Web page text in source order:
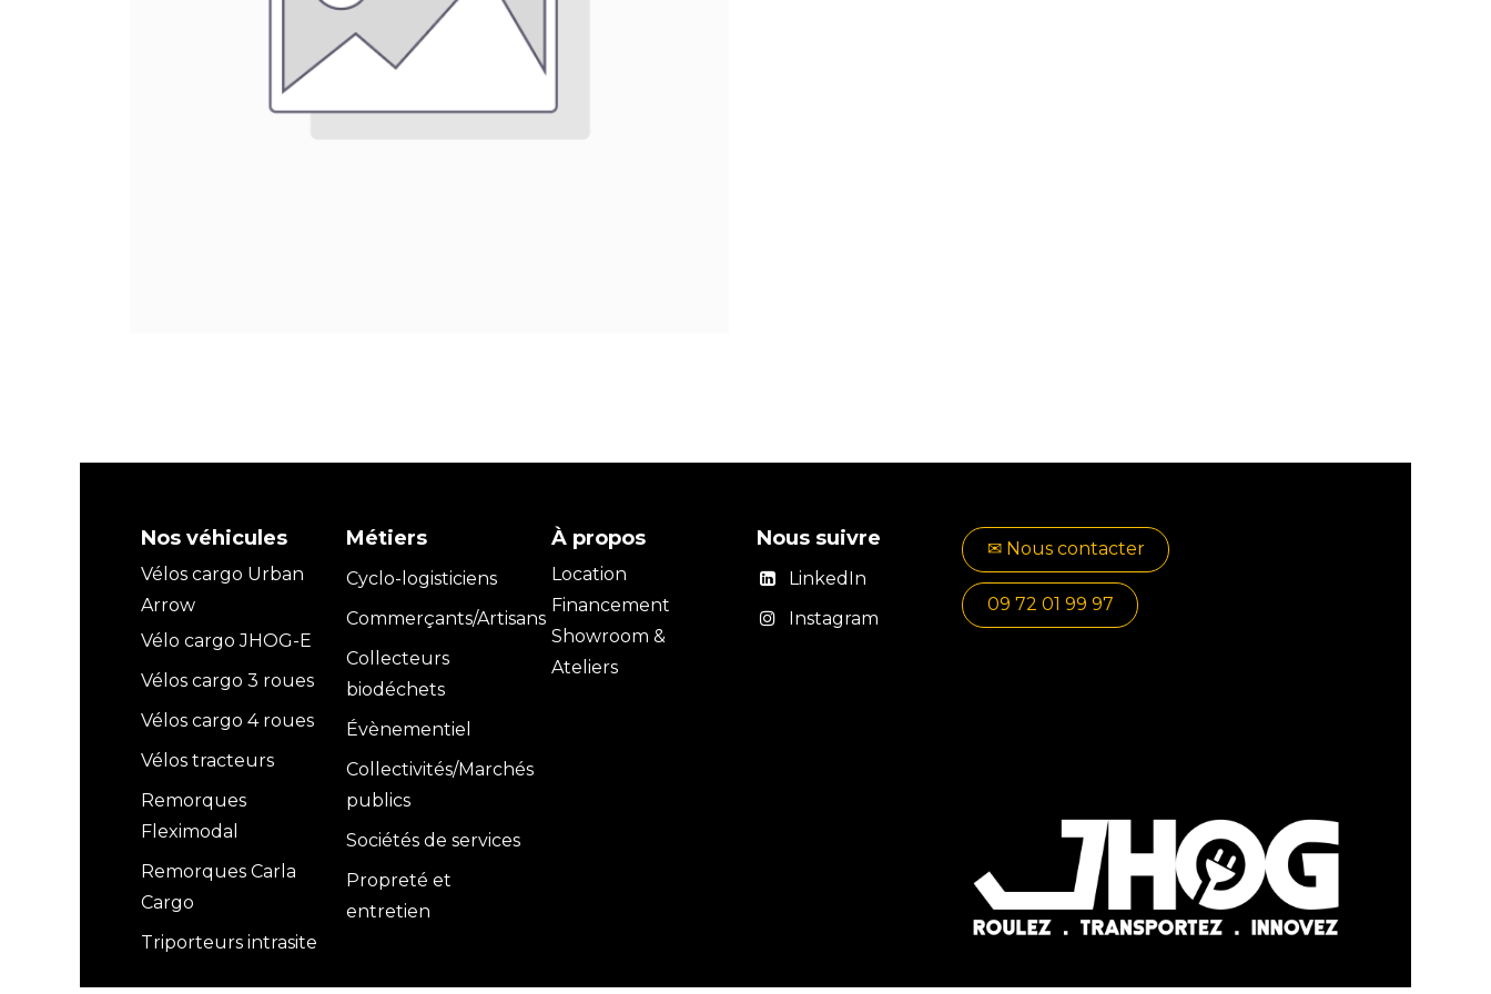
Nos véhicules
Vélos cargo Urban
Arrow
Vélo cargo JHOG-E
Vélos cargo 3 roues
Vélos cargo 4 roues
Vélos tracteurs
Remorques
Fleximodal
Remorques Carla
Cargo
Triporteurs intrasite
Métiers
Cyclo-logisticiens
Commerçants/Artisans
Collecteurs
biodéchets
Évènementiel
Collectivités/Marchés
publics
Sociétés de services
Propreté et
entretien
À propos
Location
Financement
Showroom &
Ateliers
Nous suivre
LinkedIn
Instagram
✉​​ No​​​​us contacter
09 72 01 99 97